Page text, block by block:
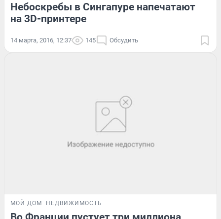
Небоскребы в Сингапуре напечатают
на 3D-принтере
14 марта, 2016, 12:37 145 Обсудить
МОЙ ДОМ НЕДВИЖИМОСТЬ